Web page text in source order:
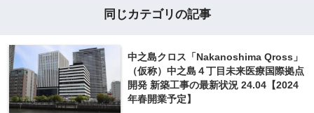
同じカテゴリの記事
中之島クロス「Nakanoshima Qross」
（仮称）中之島４丁目未来医療国際拠点
開発 新築工事の最新状況 24.04【2024
年春開業予定】